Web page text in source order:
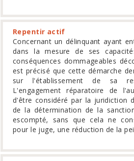
Repentir actif
Concernant un délinquant ayant
dans la mesure de ses
conséquences dommageables
est précisé que cette démarche
sur l'établissement de sa
L'engagement réparatoire de
d'être considéré par la juridiction
de la détermination de la
escompté, sans que cela ne
pour le juge, une réduction de la